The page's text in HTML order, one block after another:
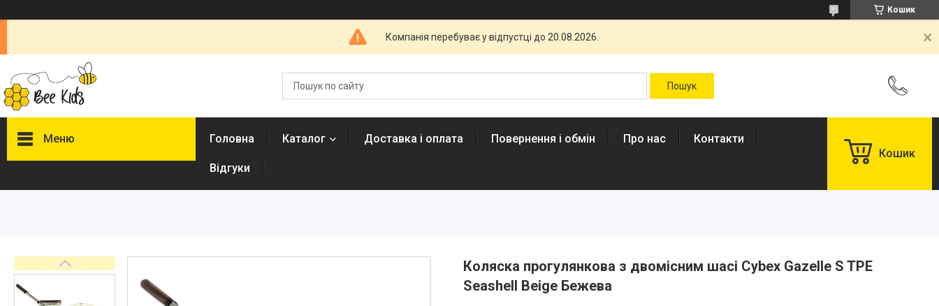
Кошик
Компанія перебуває у відпустці до 20.08.2026.
Меню
Документи
Відгуки
Головна Каталог Доставка і оплата Повернення і обмін Про нас Контакти
Відгуки
Кошик
Коляска прогулянкова з двомісним шасі Cybex Gazelle S TPE
Seashell Beige Бежева